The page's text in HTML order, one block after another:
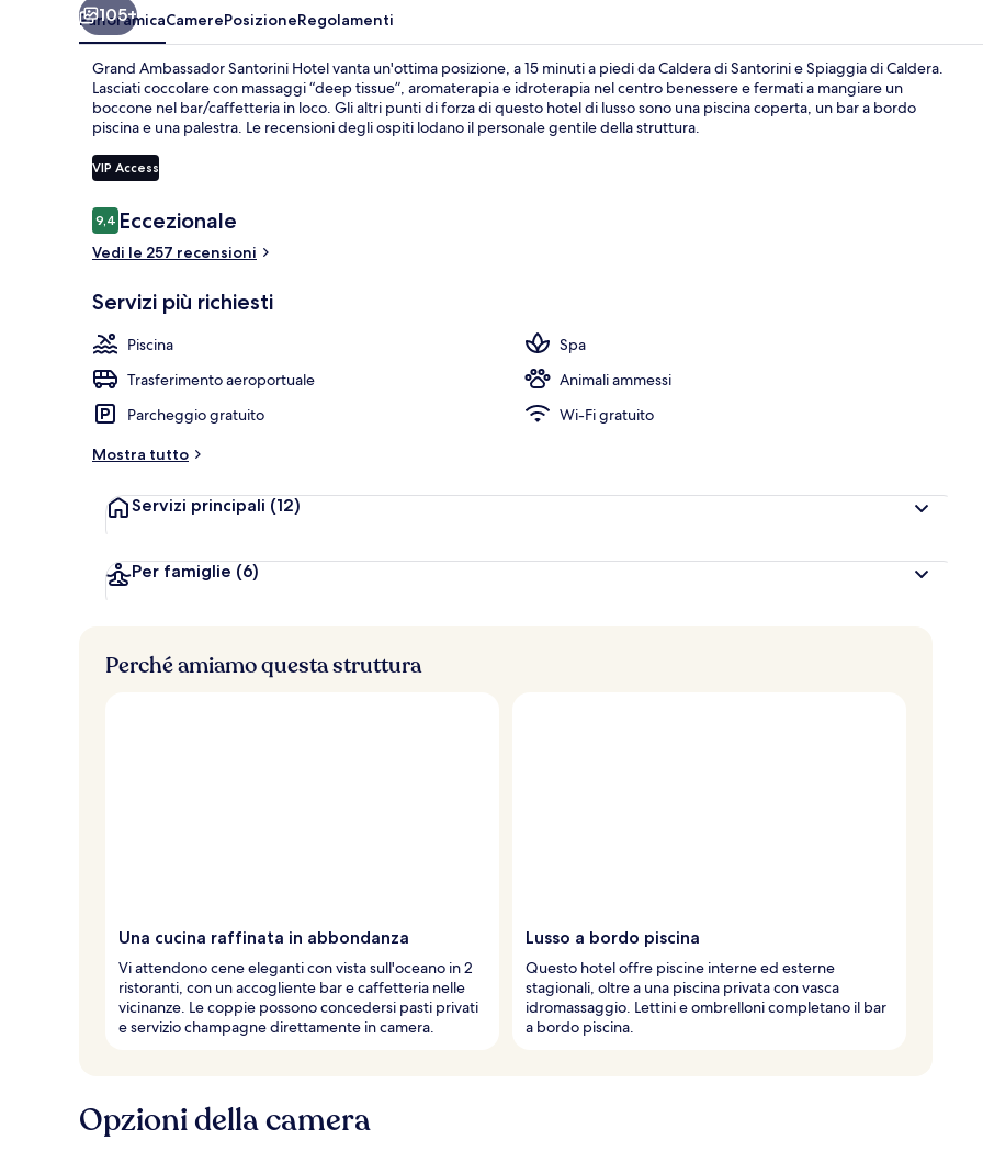
105+
PanoramicaCamerePosizioneRegolamenti
Grand Ambassador Santorini Hotel vanta un'ottima posizione, a 15 minuti a piedi da Caldera di Santorini e Spiaggia di Caldera.
Lasciati coccolare con massaggi “deep tissue”, aromaterapia e idroterapia nel centro benessere e fermati a mangiare un
boccone nel bar/caffetteria in loco. Gli altri punti di forza di questo hotel di lusso sono una piscina coperta, un bar a bordo
piscina e una palestra. Le recensioni degli ospiti lodano il personale gentile della struttura.
VIP Access
Recensioni
9,49,4 su 10
Eccezionale
Vedi le 257 recensioni
Servizi più richiesti
Piscina
Spa
Trasferimento aeroportuale
Animali ammessi
Parcheggio gratuito
Wi-Fi gratuito
Mostra tutto
Servizi principali (12)
Per famiglie (6)
Perché amiamo questa struttura
Una cucina raffinata in abbondanza
Vi attendono cene eleganti con vista sull'oceano in 2
ristoranti, con un accogliente bar e caffetteria nelle
vicinanze. Le coppie possono concedersi pasti privati
e servizio champagne direttamente in camera.
Lusso a bordo piscina
Questo hotel offre piscine interne ed esterne
stagionali, oltre a una piscina privata con vasca
idromassaggio. Lettini e ombrelloni completano il bar
a bordo piscina.
Opzioni della camera